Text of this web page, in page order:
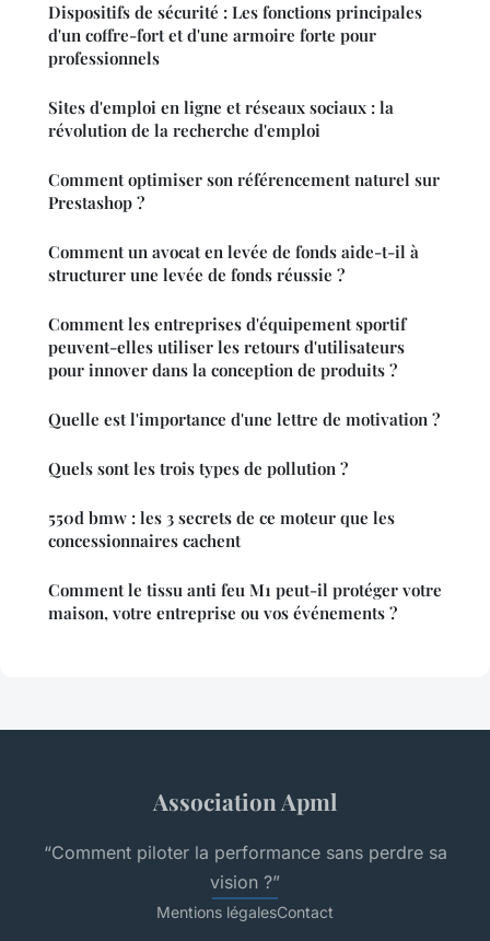
Dispositifs de sécurité : Les fonctions principales
d'un coffre-fort et d'une armoire forte pour
professionnels
Sites d'emploi en ligne et réseaux sociaux : la
révolution de la recherche d'emploi
Comment optimiser son référencement naturel sur
Prestashop ?
Comment un avocat en levée de fonds aide-t-il à
structurer une levée de fonds réussie ?
Comment les entreprises d'équipement sportif
peuvent-elles utiliser les retours d'utilisateurs
pour innover dans la conception de produits ?
Quelle est l'importance d'une lettre de motivation ?
Quels sont les trois types de pollution ?
550d bmw : les 3 secrets de ce moteur que les
concessionnaires cachent
Comment le tissu anti feu M1 peut-il protéger votre
maison, votre entreprise ou vos événements ?
Association Apml
“Comment piloter la performance sans perdre sa
vision ?”
Mentions légalesContact